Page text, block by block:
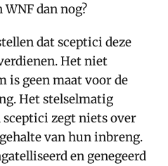
WNF dan nog?
dat sceptici deze
Het niet
is geen maat voor de
Het stelselmatig
sceptici zegt niets over
van hun inbreng.
en genegeerd